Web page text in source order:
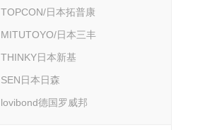
TOPCON/日本拓普康
MITUTOYO/日本三丰
THINKY日本新基
SEN日本日森
lovibond德国罗威邦